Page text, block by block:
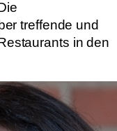
treffende und
in den